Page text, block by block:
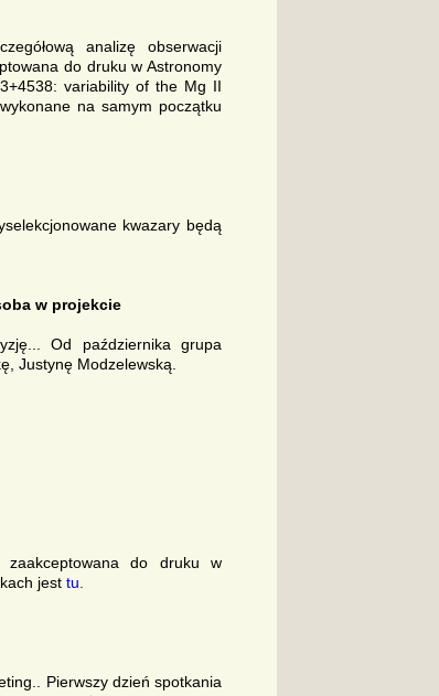
analizę obserwacji
do druku w Astronomy
variability of the Mg II
na samym początku
kwazary będą
w projekcie
Od października grupa
Justynę Modzelewską.
zaakceptowana do druku w
jest tu.
Pierwszy dzień spotkania